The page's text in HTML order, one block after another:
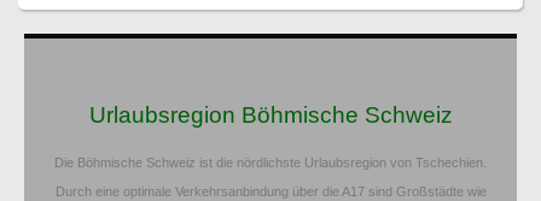
Urlaubsregion Böhmische Schweiz
Die Böhmische Schweiz ist die nördlichste Urlaubsregion von Tschechien.
Durch eine optimale Verkehrsanbindung über die A17 sind Großstädte wie